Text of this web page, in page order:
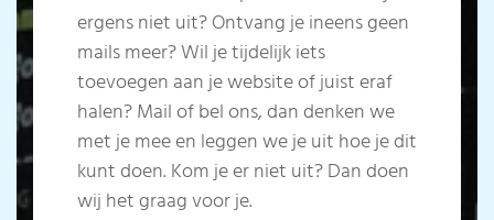
ergens niet uit? Ontvang je ineens geen
mails meer? Wil je tijdelijk iets
toevoegen aan je website of juist eraf
halen? Mail of bel ons, dan denken we
met je mee en leggen we je uit hoe je dit
kunt doen. Kom je er niet uit? Dan doen
wij het graag voor je.